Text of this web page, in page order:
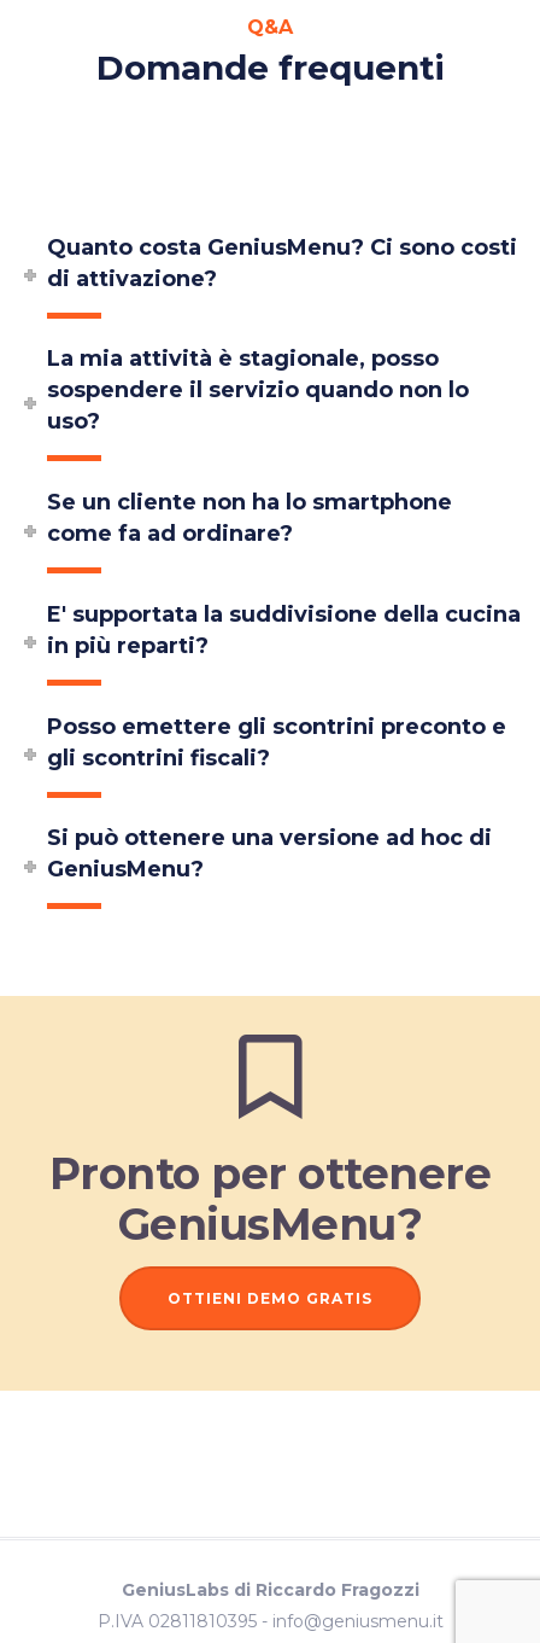
Q&A
Domande frequenti
Quanto costa GeniusMenu? Ci sono costi
di attivazione?
La mia attività è stagionale, posso
sospendere il servizio quando non lo
uso?
Se un cliente non ha lo smartphone
come fa ad ordinare?
E' supportata la suddivisione della cucina
in più reparti?
Posso emettere gli scontrini preconto e
gli scontrini fiscali?
Si può ottenere una versione ad hoc di
GeniusMenu?
Pronto per ottenere
GeniusMenu?
OTTIENI DEMO GRATIS
GeniusLabs di Riccardo Fragozzi
P.IVA 02811810395 - info@geniusmenu.it